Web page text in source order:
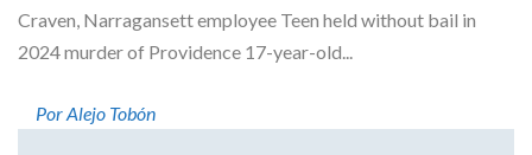
Craven, Narragansett employee Teen held without bail in
2024 murder of Providence 17-year-old...
Por Alejo Tobón